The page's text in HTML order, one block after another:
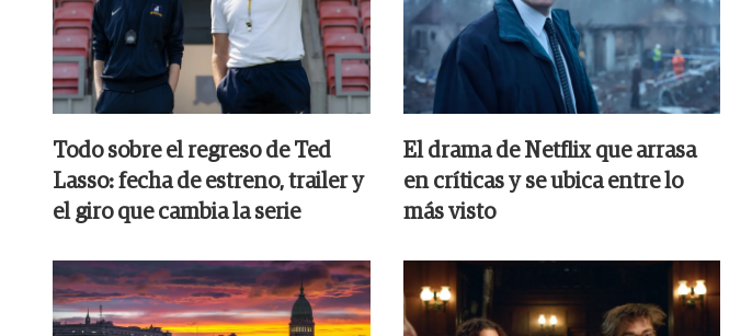
Todo sobre el regreso de Ted
Lasso: fecha de estreno, trailer y
el giro que cambia la serie
El drama de Netflix que arrasa
en críticas y se ubica entre lo
más visto